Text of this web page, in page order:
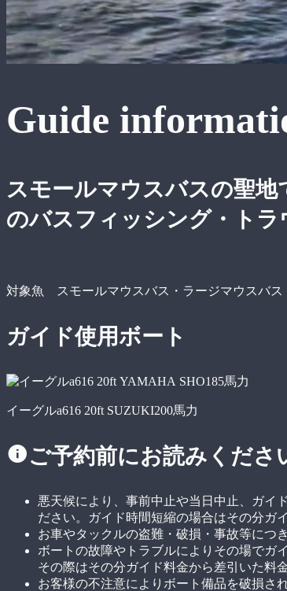
Guide
スモールマウスバスの聖地
のバスフィッシング・トラ
対象魚 スモールマウスバス・ラージマウスバス
ガイド使用ボート
イーグルa616 20ft SUZUKI200馬力
ご予約前にお読みくださ
悪天候により、事前中止や当日中止、ガイ
ださい。ガイド時間短縮の場合はその分ガ
お車やタックルの盗難・破損・事故等につ
ボートの故障やトラブルによりその場でガ
その際はその分ガイド料金から差引いた料
お客様の不注意によりボート備品を破損さ